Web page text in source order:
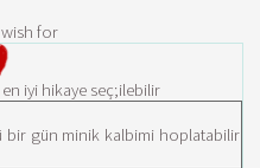
for
iyi hikaye seç;ilebilir
bir gün minik kalbimi hoplatabilir